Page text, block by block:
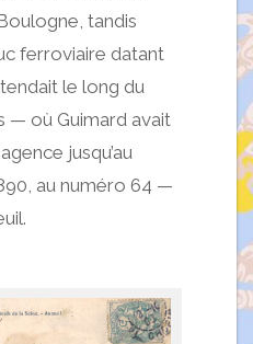
tandis
ferroviaire datant
le long du
— où Guimard avait
jusqu’au
au numéro 64 —